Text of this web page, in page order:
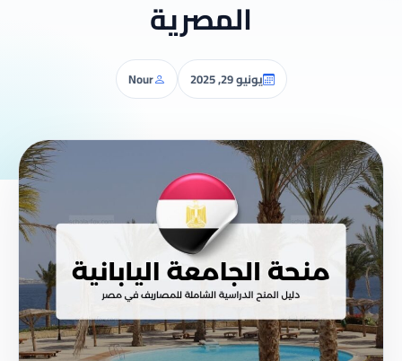
المصرية
يونيو 29, 2025 Nour